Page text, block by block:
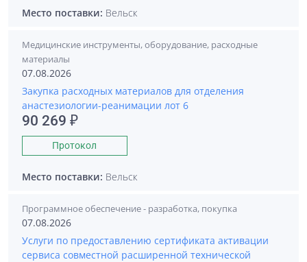
Место поставки: Вельск
Медицинские инструменты, оборудование, расходные
материалы
07.08.2026
Закупка расходных материалов для отделения
анастезиологии-реанимации лот 6
90 269 ₽
Протокол
Место поставки: Вельск
Программное обеспечение - разработка, покупка
07.08.2026
Услуги по предоставлению сертификата активации
сервиса совместной расширенной технической